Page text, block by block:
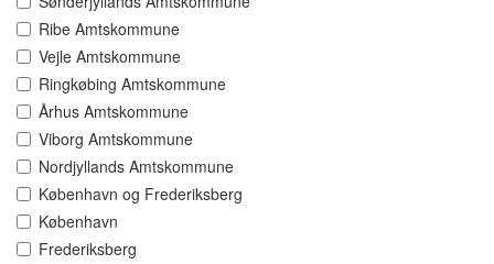
Ribe Amtskommune
Vejle Amtskommune
Ringkøbing Amtskommune
Århus Amtskommune
Viborg Amtskommune
Nordjyllands Amtskommune
København og Frederiksberg
København
Frederiksberg